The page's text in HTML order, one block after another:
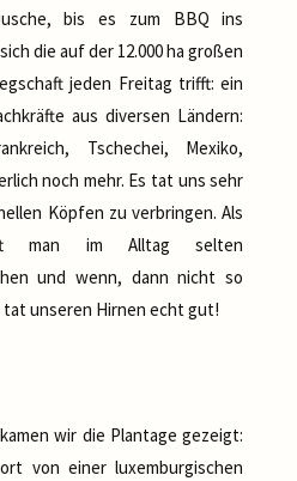
bis es zum BBQ ins
die auf der 12.000 ha großen
jeden Freitag trifft: ein
aus diversen Ländern:
Tschechei, Mexiko,
noch mehr. Es tat uns sehr
Köpfen zu verbringen. Als
man im Alltag selten
und wenn, dann nicht so
tat unseren Hirnen echt gut!
wir die Plantage gezeigt:
von einer luxemburgischen